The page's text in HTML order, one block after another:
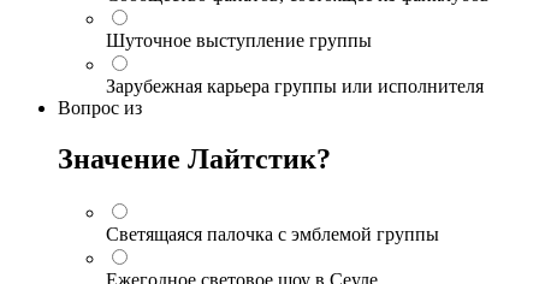
Шуточное выступление группы
Зарубежная карьера группы или исполнителя
Вопрос из
Значение Лайтстик?
Светящаяся палочка с эмблемой группы
Ежегодное световое шоу в Сеуле